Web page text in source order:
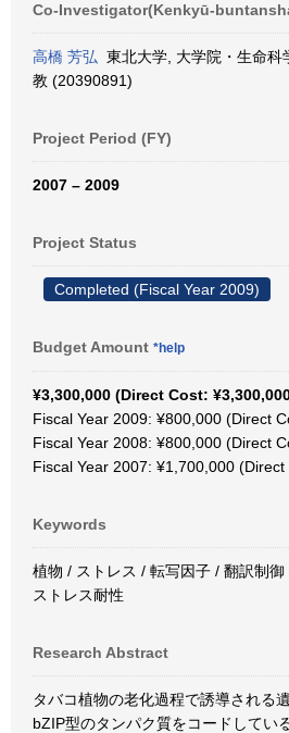
Co-Investigator(Kenkyū-
高橋 芳弘 東北大学, 大学院・生命科
教 (20390891)
Project Period (FY)
2007 – 2009
Project Status
Completed (Fiscal Year 2009)
Budget Amount *help
¥3,300,000 (Direct Cost:
Fiscal Year 2009: ¥800,000 (Direct
Fiscal Year 2008: ¥800,000 (Direct
Fiscal Year 2007: ¥1,700,000
Keywords
植物 / ストレス / 転写因子 / 翻訳制
ストレス耐性
Research Abstract
タバコ植物の老化過程で誘導される
bZIP型のタンパク質をコードしてい